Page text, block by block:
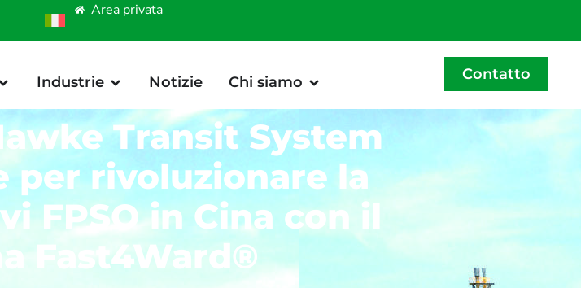
Area privata
Industrie Notizie Chi siamo Contatto
Transit System
per rivoluzionare la
FPSO in Cina con il
Fast4Ward®